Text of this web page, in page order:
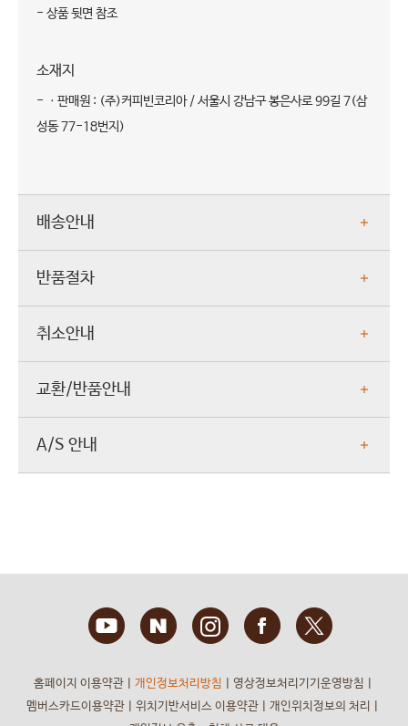
- 상품 뒷면 참조
소재지
- ㆍ판매원 : (주)커피빈코리아 / 서울시 강남구 봉은사로 99길 7(삼
성동 77-18번지)
배송안내
반품절차
취소안내
교환/반품안내
A/S 안내
홈페이지 이용약관ㅣ 개인정보처리방침 영상정보처리기기운영방침
멤버스카드이용약관
위치기반서비스 이용약관 개인위치정보의 처리